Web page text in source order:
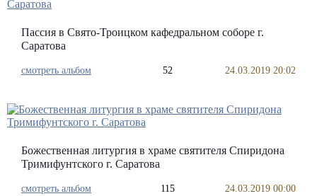
Пассия в Свято-Троицком кафедральном соборе г.
Саратова
смотреть альбом 52 24.03.2019 20:02
Божественная литургия в храме святителя Спиридона
Тримифунтского г. Саратова
смотреть альбом 115 24.03.2019 00:00